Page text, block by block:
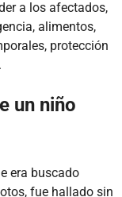
a los afectados,
alimentos,
protección
un niño
era buscado
fue hallado sin